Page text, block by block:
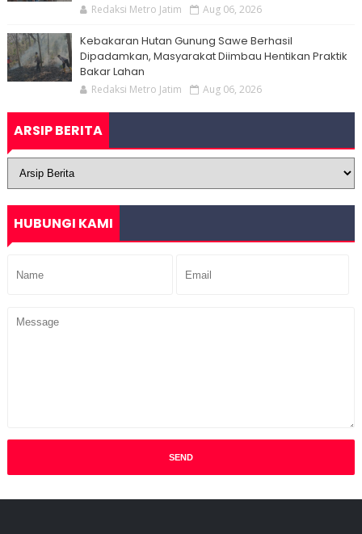
Redaksi Metro Jatim Aug 06, 2026
Kebakaran Hutan Gunung Sawe Berhasil
Dipadamkan, Masyarakat Diimbau Hentikan Praktik
Bakar Lahan
Redaksi Metro Jatim Aug 06, 2026
ARSIP BERITA
HUBUNGI KAMI